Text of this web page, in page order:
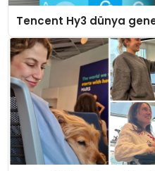
Tencent Hy3 dünya